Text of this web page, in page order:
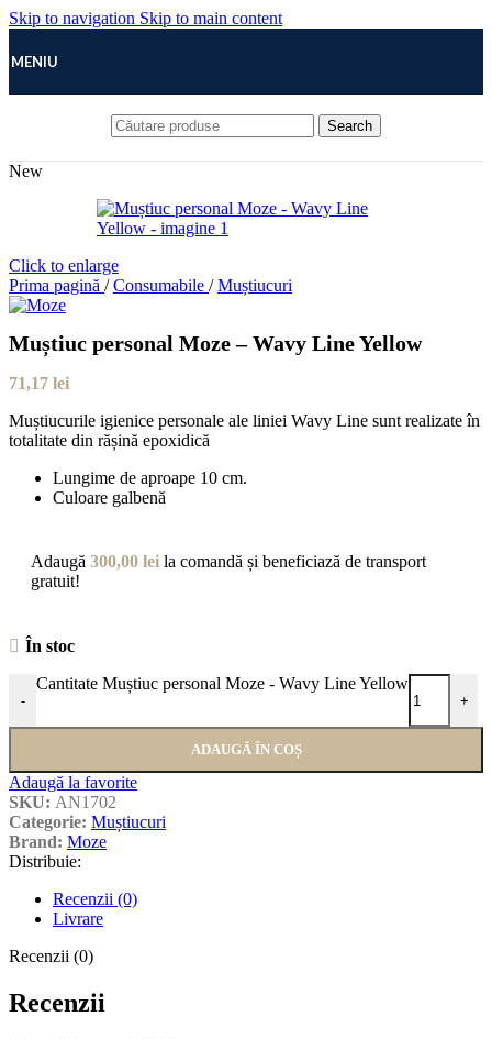
Skip to navigation Skip to main content
MENIU
Search
New
Click to enlarge
Prima pagină / Consumabile / Muștiucuri
Muștiuc personal Moze – Wavy Line Yellow
71,17 lei
Muștiucurile igienice personale ale liniei Wavy Line sunt realizate în
totalitate din rășină epoxidică
Lungime de aproape 10 cm.
Culoare galbenă
Adaugă 300,00 lei la comandă și beneficiază de transport
gratuit!
În stoc
-
Cantitate Muștiuc personal Moze - Wavy Line Yellow
+
ADAUGĂ ÎN COȘ
Adaugă la favorite
SKU: AN1702
Categorie: Muștiucuri
Brand: Moze
Distribuie:
Recenzii (0)
Livrare
Recenzii (0)
Recenzii